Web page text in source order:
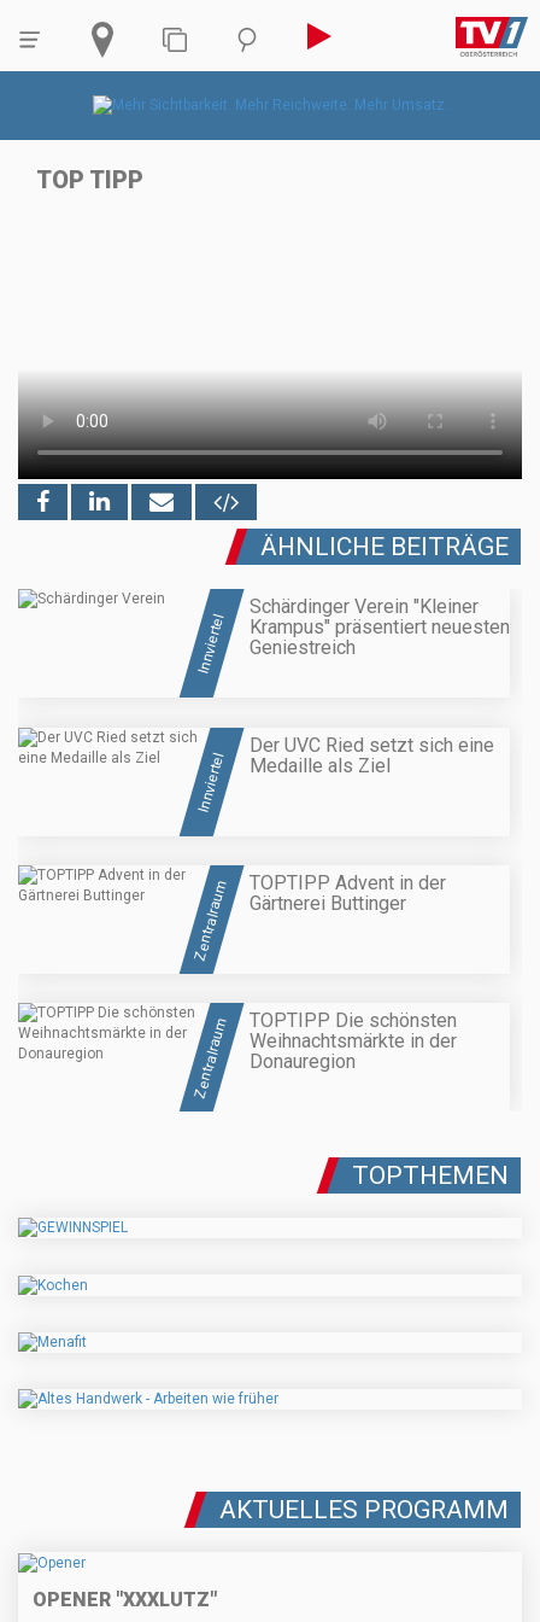
TOP TIPP
ÄHNLICHE BEITRÄGE
Innviertel
Schärdinger Verein "Kleiner
Krampus" präsentiert neuesten
Geniestreich
Innviertel
Der UVC Ried setzt sich eine
Medaille als Ziel
Zentralraum
TOPTIPP Advent in der
Gärtnerei Buttinger
Zentralraum
TOPTIPP Die schönsten
Weihnachtsmärkte in der
Donauregion
TOPTHEMEN
AKTUELLES PROGRAMM
OPENER "XXXLUTZ"